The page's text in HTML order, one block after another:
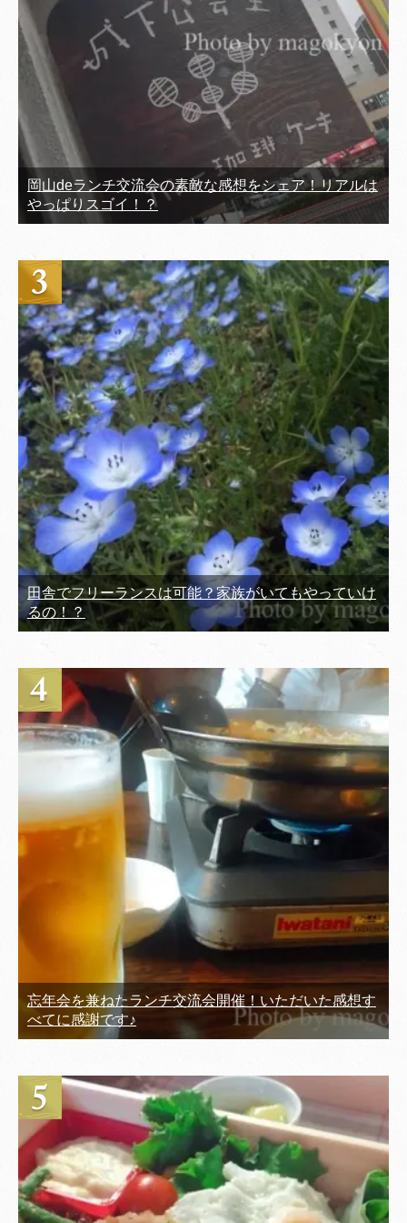
岡山deランチ交流会の素敵な感想をシェア！リアルは
やっぱりスゴイ！？
田舎でフリーランスは可能？家族がいてもやっていけ
るの！？
忘年会を兼ねたランチ交流会開催！いただいた感想す
べてに感謝です♪